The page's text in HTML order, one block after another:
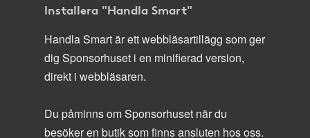
Installera "Handla Smart"
Handla Smart är ett webbläsartillägg som ger
dig Sponsorhuset i en minifierad version,
direkt i webbläsaren.
Du påminns om Sponsorhuset när du
besöker en butik som finns ansluten hos oss.